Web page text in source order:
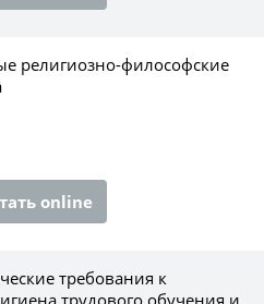
религиозно-философские
online
требования к
трудового обучения и